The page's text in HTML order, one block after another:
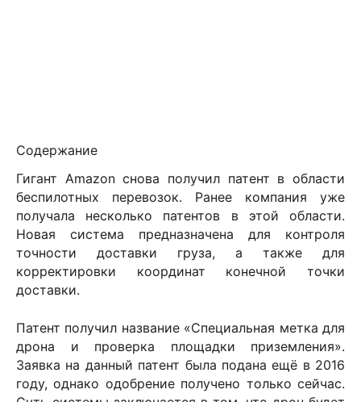
Содержание
Гигант Amazon снова получил патент в области
беспилотных перевозок. Ранее компания уже
получала несколько патентов в этой области.
Новая система предназначена для контроля
точности доставки груза, а также для
корректировки координат конечной точки
доставки.
Патент получил название «Специальная метка для
дрона и проверка площадки приземления».
Заявка на данный патент была подана ещё в 2016
году, однако одобрение получено только сейчас.